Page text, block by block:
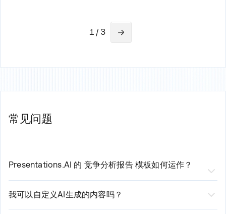
1 / 3
常见问题
Presentations.AI 的 竞争分析报告模板如何运作？
我们AI驱动的竞争分析报告模板演示通过三个简单
步骤简化您的创建流程：
1. 选择模板并输入您的基本要求
我可以自定义AI生成的内容吗？
是的，当然可以！虽然我们的AI会生成专业品质的初始内